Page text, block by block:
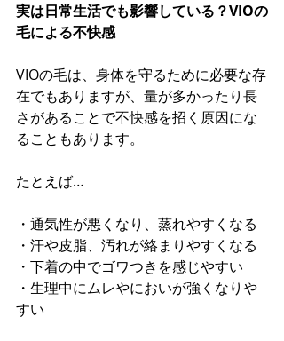
実は日常生活でも影響している？VIOの
毛による不快感
VIOの毛は、身体を守るために必要な存
在でもありますが、量が多かったり長
さがあることで不快感を招く原因にな
ることもあります。
たとえば…
・通気性が悪くなり、蒸れやすくなる
・汗や皮脂、汚れが絡まりやすくなる
・下着の中でゴワつきを感じやすい
・生理中にムレやにおいが強くなりや
すい